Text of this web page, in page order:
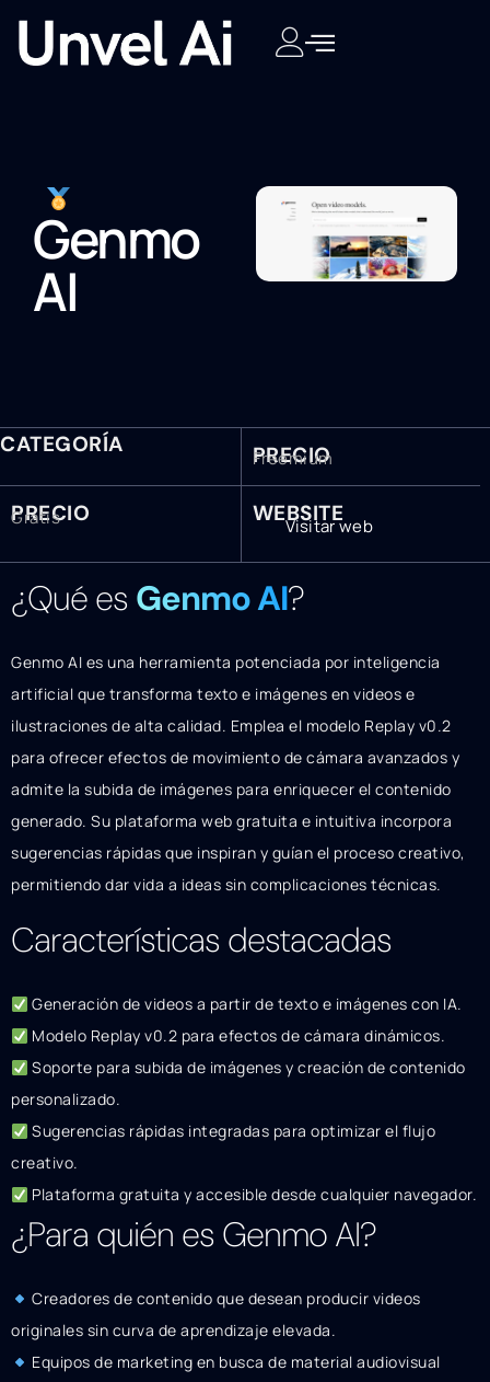
Genmo
AI
CATEGORÍA PRECIO
Freemium
PRECIO
Gratis WEBSITE
Visitar web
¿Qué es Genmo AI?
Genmo AI es una herramienta potenciada por inteligencia
artificial que transforma texto e imágenes en videos e
ilustraciones de alta calidad. Emplea el modelo Replay v0.2
para ofrecer efectos de movimiento de cámara avanzados y
admite la subida de imágenes para enriquecer el contenido
generado. Su plataforma web gratuita e intuitiva incorpora
sugerencias rápidas que inspiran y guían el proceso creativo,
permitiendo dar vida a ideas sin complicaciones técnicas.
Características destacadas
Generación de videos a partir de texto e imágenes con IA.
Modelo Replay v0.2 para efectos de cámara dinámicos.
Soporte para subida de imágenes y creación de contenido
personalizado.
Sugerencias rápidas integradas para optimizar el flujo
creativo.
Plataforma gratuita y accesible desde cualquier navegador.
¿Para quién es Genmo AI?
Creadores de contenido que desean producir videos
originales sin curva de aprendizaje elevada.
Equipos de marketing en busca de material audiovisual